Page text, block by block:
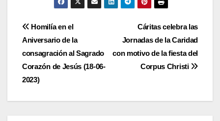
Navegación
de
entradas
Cáritas celebra las
Jornadas de la Caridad
con motivo de la fiesta del
Corpus Christi
Homilía en el
Aniversario de la
consagración al Sagrado
Corazón de Jesús (18-06-
2023)